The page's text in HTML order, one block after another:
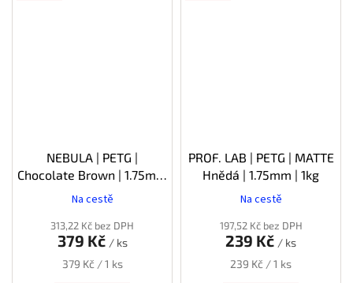
NEBULA | PETG |
Chocolate Brown | 1.75mm
Na cestě
313,22 Kč bez DPH
379 Kč / ks
Měrná
379 Kč / 1 ks
PROF. LAB | PETG | MATTE
Hnědá | 1.75mm | 1kg
Na cestě
197,52 Kč bez DPH
239 Kč / ks
Měrná
239 Kč / 1 ks